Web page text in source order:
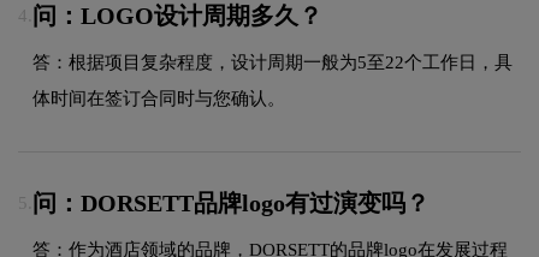
4. 问：LOGO设计周期多久？
答：根据项目复杂程度，设计周期一般为5至22个工作日，具
体时间在签订合同时与您确认。
5. 问：DORSETT品牌logo有过演变吗？
答：作为酒店领域的品牌，DORSETT的品牌logo在发展过程